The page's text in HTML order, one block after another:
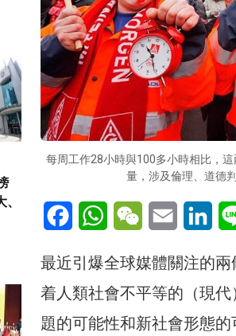
每周工作28小時與100多小時相比，
量，涉及倫理、道德
FacebookWhatsAppWeChatEmail
最近引爆全球媒體關注的
着人類社會不平等的（現
題的可能性和新社會形態的